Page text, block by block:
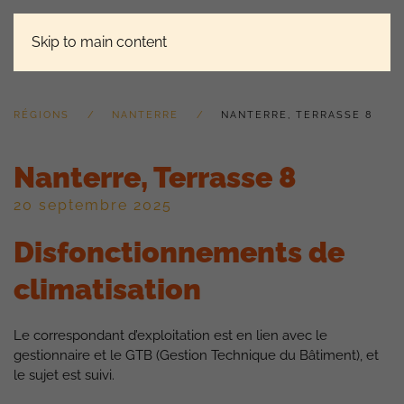
Skip to main content
RÉGIONS NANTERRE NANTERRE, TERRASSE 8
Nanterre, Terrasse 8
20 septembre 2025
Disfonctionnements de
climatisation
Le correspondant d’exploitation est en lien avec le
gestionnaire et le GTB (Gestion Technique du Bâtiment), et
le sujet est suivi.